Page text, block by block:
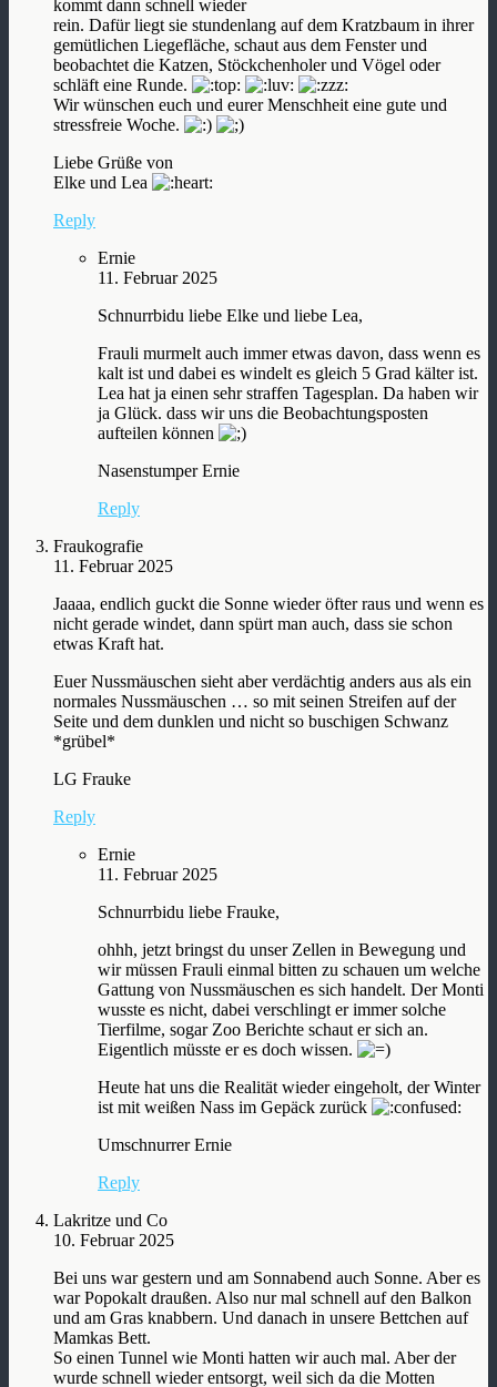
kommt dann schnell wieder
rein. Dafür liegt sie stundenlang auf dem Kratzbaum in ihrer
gemütlichen Liegefläche, schaut aus dem Fenster und
beobachtet die Katzen, Stöckchenholer und Vögel oder
schläft eine Runde.
Wir wünschen euch und eurer Menschheit eine gute und
stressfreie Woche.
Liebe Grüße von
Elke und Lea
Reply
Ernie
11. Februar 2025
Schnurrbidu liebe Elke und liebe Lea,
Frauli murmelt auch immer etwas davon, dass wenn es
kalt ist und dabei es windelt es gleich 5 Grad kälter ist.
Lea hat ja einen sehr straffen Tagesplan. Da haben wir
ja Glück. dass wir uns die Beobachtungsposten
aufteilen können
Nasenstumper Ernie
Reply
Fraukografie
11. Februar 2025
Jaaaa, endlich guckt die Sonne wieder öfter raus und wenn es
nicht gerade windet, dann spürt man auch, dass sie schon
etwas Kraft hat.
Euer Nussmäuschen sieht aber verdächtig anders aus als ein
normales Nussmäuschen … so mit seinen Streifen auf der
Seite und dem dunklen und nicht so buschigen Schwanz
*grübel*
LG Frauke
Reply
Ernie
11. Februar 2025
Schnurrbidu liebe Frauke,
ohhh, jetzt bringst du unser Zellen in Bewegung und
wir müssen Frauli einmal bitten zu schauen um welche
Gattung von Nussmäuschen es sich handelt. Der Monti
wusste es nicht, dabei verschlingt er immer solche
Tierfilme, sogar Zoo Berichte schaut er sich an.
Eigentlich müsste er es doch wissen.
Heute hat uns die Realität wieder eingeholt, der Winter
ist mit weißen Nass im Gepäck zurück
Umschnurrer Ernie
Reply
Lakritze und Co
10. Februar 2025
Bei uns war gestern und am Sonnabend auch Sonne. Aber es
war Popokalt draußen. Also nur mal schnell auf den Balkon
und am Gras knabbern. Und danach in unsere Bettchen auf
Mamkas Bett.
So einen Tunnel wie Monti hatten wir auch mal. Aber der
wurde schnell wieder entsorgt, weil sich da die Motten